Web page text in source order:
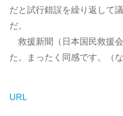
だと試行錯誤を繰り返して
だ。
救援新聞（日本国民救援
た。まったく同感です。（な
URL